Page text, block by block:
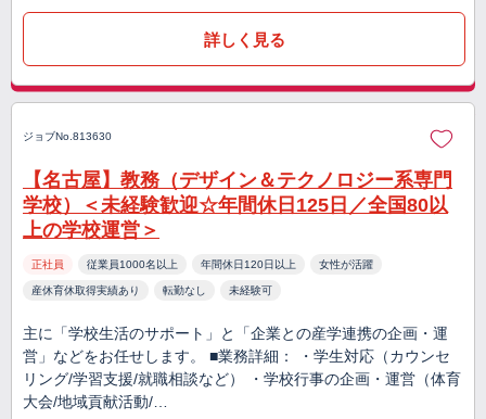
詳しく見る
ジョブNo.813630
【名古屋】教務（デザイン＆テクノロジー系専門
学校）＜未経験歓迎☆年間休日125日／全国80以
上の学校運営＞
正社員 従業員1000名以上 年間休日120日以上 女性が活躍
産休育休取得実績あり 転勤なし 未経験可
主に「学校生活のサポート」と「企業との産学連携の企画・運
営」などをお任せします。 ■業務詳細： ・学生対応（カウンセ
リング/学習支援/就職相談など） ・学校行事の企画・運営（体育
大会/地域貢献活動/…